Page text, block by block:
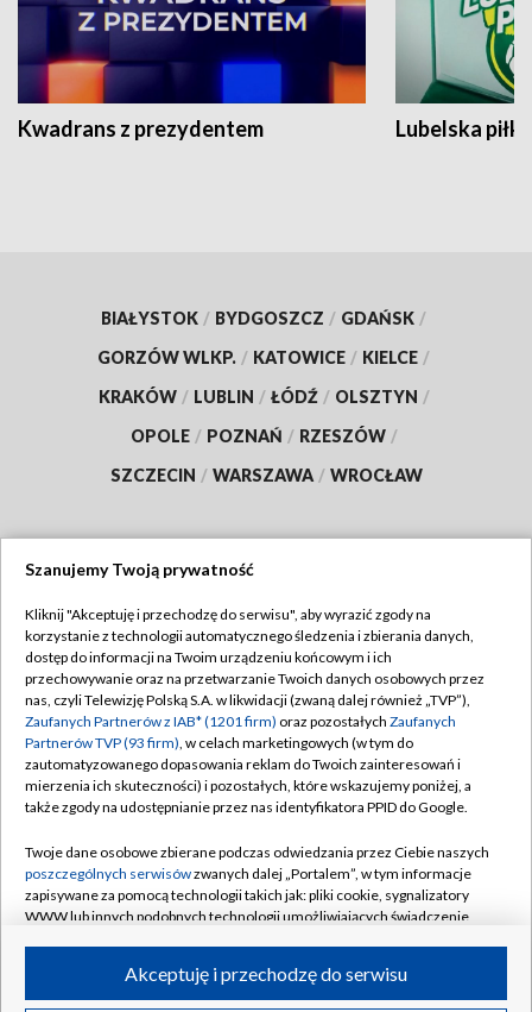
Kwadrans z prezydentem Lubelska piłka
BIAŁYSTOK / BYDGOSZCZ / GDAŃSK /
GORZÓW WLKP. / KATOWICE / KIELCE /
KRAKÓW / LUBLIN / ŁÓDŹ / OLSZTYN /
OPOLE / POZNAŃ / RZESZÓW /
SZCZECIN / WARSZAWA / WROCŁAW
TVP
Abonament TVP
Emisja w TVP
Centrum informacji TVP
Naziemna Telewizja Cyfrowa
Rada Programowa
System NOS
Informacje o nadawcy
Program dla prasy
Regulamin TVP
Polityka prywatności
Moje zgody
Pomoc
Kontakt
Kanały
Szanujemy Twoją prywatność
Kliknij "Akceptuję i przechodzę do serwisu", aby wyrazić zgody na
korzystanie z technologii automatycznego śledzenia i zbierania danych,
dostęp do informacji na Twoim urządzeniu końcowym i ich
przechowywanie oraz na przetwarzanie Twoich danych osobowych przez
nas, czyli Telewizję Polską S.A. w likwidacji (zwaną dalej również „TVP”),
Zaufanych Partnerów z IAB* (1201 firm) oraz pozostałych Zaufanych
Partnerów TVP (93 firm), w celach marketingowych (w tym do
zautomatyzowanego dopasowania reklam do Twoich zainteresowań i
mierzenia ich skuteczności) i pozostałych, które wskazujemy poniżej, a
także zgody na udostępnianie przez nas identyfikatora PPID do Google.
Twoje dane osobowe zbierane podczas odwiedzania przez Ciebie naszych
poszczególnych serwisówzwanych dalej „Portalem”, w tym informacje
zapisywane za pomocą technologii takich jak: pliki cookie, sygnalizatory
WWW lub innych podobnych technologii umożliwiających świadczenie
ruchu w Internecie.Akceptuję i przechodzę do serwisu